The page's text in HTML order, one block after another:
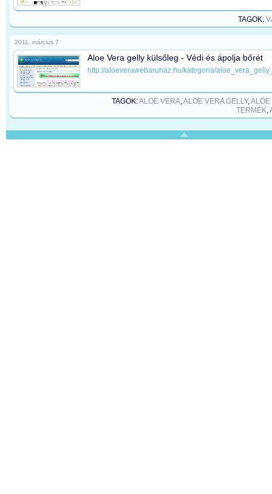
TAGOK:
2011. március 7
Aloe Vera gelly külsőleg - Védi és ápolja bőrét
http://aloeverawebaruhaz.hu/kategoria/
TAGOK:ALOE VERA,ALOE VERA GELLY,ALOE
TERMÉK,